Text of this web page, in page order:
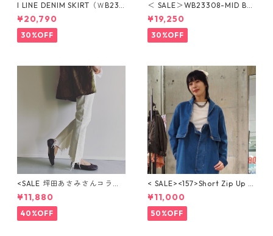
I LINE DENIM SKIRT（ＷB233
16-MID BLUE）Iライン デニ
ムスカート
¥20,790
30%OFF
＜ SALE＞WB23308-MID BL
UE BULLET DENIM（MID BL
UE）ブレットデニム
¥19,250
30%OFF
<SALE 坪田あさみさんコラボ
＞BOOTY DENIM（WHITE）
ブーティフレアデニム
¥11,880
40%OFF
< SALE><157>Short Zip Up J
acket / ショートジップアップ
ジャケット【BLUE HEAVEN】
WBN4124
¥11,000
50%OFF